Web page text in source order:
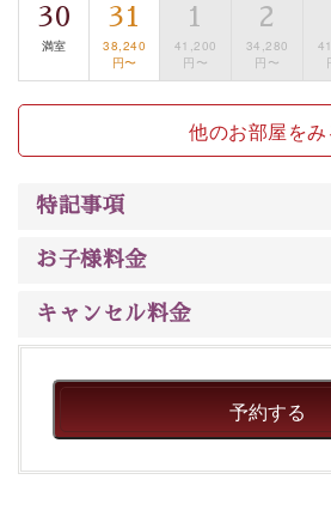
30
満室
31
38,240
円〜
1
41,200
円〜
2
34,280
円〜
他のお部屋をみ
特記事項
お子様料金
キャンセル料金
予約する